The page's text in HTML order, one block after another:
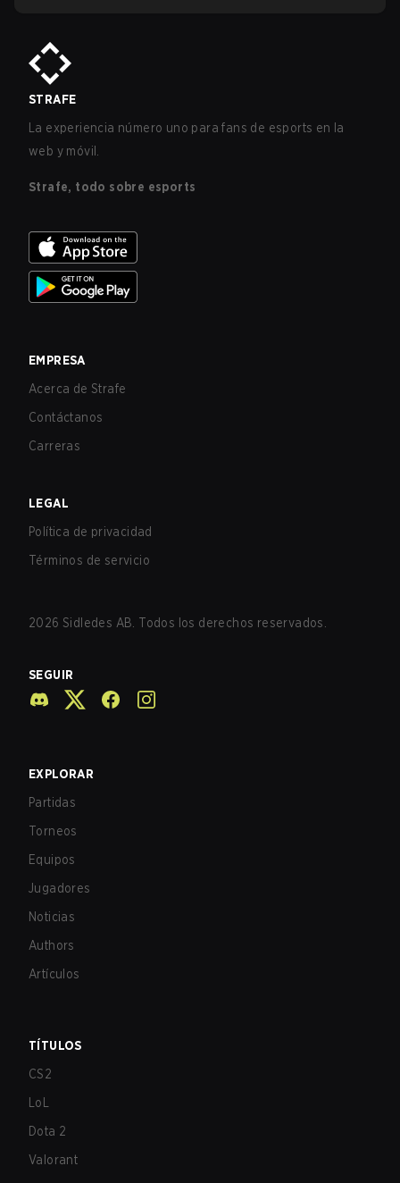
STRAFE
La experiencia número uno para fans de esports en la
web y móvil.
Strafe, todo sobre esports
EMPRESA
Acerca de Strafe
Contáctanos
Carreras
LEGAL
Política de privacidad
Términos de servicio
2026 Sidledes AB. Todos los derechos reservados.
SEGUIR
EXPLORAR
Partidas
Torneos
Equipos
Jugadores
Noticias
Authors
Artículos
TÍTULOS
CS2
LoL
Dota 2
Valorant